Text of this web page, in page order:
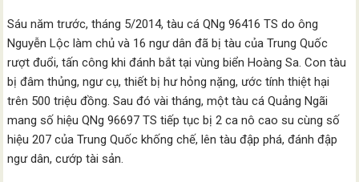
Sáu năm trước, tháng 5/2014, tàu cá QNg 96416 TS do ông
Nguyễn Lộc làm chủ và 16 ngư dân đã bị tàu của Trung Quốc
rượt đuổi, tấn công khi đánh bắt tại vùng biển Hoàng Sa. Con tàu
bị đâm thủng, ngư cụ, thiết bị hư hỏng nặng, ước tính thiệt hại
trên 500 triệu đồng. Sau đó vài tháng, một tàu cá Quảng Ngãi
mang số hiệu QNg 96697 TS tiếp tục bị 2 ca nô cao su cùng số
hiệu 207 của Trung Quốc khống chế, lên tàu đập phá, đánh đập
ngư dân, cướp tài sản.